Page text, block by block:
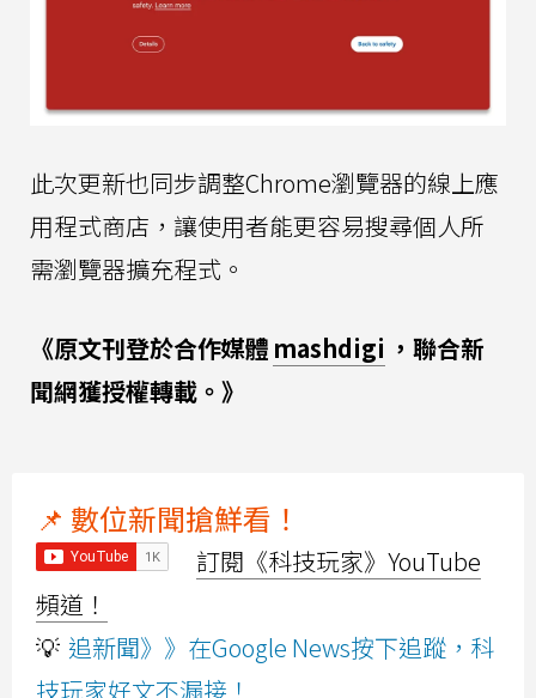
此次更新也同步調整Chrome瀏覽器的線上應
用程式商店，讓使用者能更容易搜尋個人所
需瀏覽器擴充程式。
《原文刊登於合作媒體 mashdigi ，聯合新
聞網獲授權轉載。》
📌 數位新聞搶鮮看！
訂閱《科技玩家》YouTube
頻道！
💡 追新聞》》在Google News按下追蹤，科
技玩家好文不漏接！